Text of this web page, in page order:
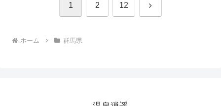
1 2 12 次
ホーム 群馬県